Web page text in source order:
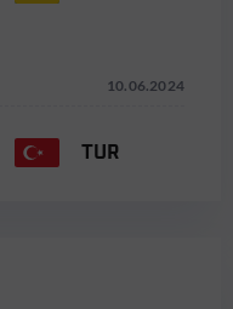
10.06.2024
TUR